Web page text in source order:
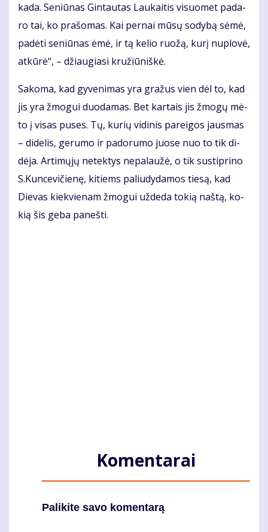
ka­da. Se­niū­nas Gin­tau­tas Lau­kai­tis vi­suo­met pa­da­
ro tai, ko pra­šo­mas. Kai per­nai mū­sų so­dy­bą sė­mė,
pa­dė­ti se­niū­nas ėmė, ir tą ke­lio ruo­žą, ku­rį nu­plo­vė,
at­kū­rė“, – džiau­gia­si kru­žiū­niš­kė.
Sa­ko­ma, kad gy­ve­ni­mas yra gra­žus vien dėl to, kad
jis yra žmo­gui duo­da­mas. Bet kar­tais jis žmo­gų mė­
to į vi­sas pu­ses. Tų, ku­rių vi­di­nis pa­rei­gos jaus­mas
– di­de­lis, ge­ru­mo ir pa­do­ru­mo juo­se nuo to tik di­
dė­ja. Ar­ti­mų­jų ne­tek­tys ne­pa­lau­žė, o tik su­stip­ri­no
S.Kun­ce­vi­čie­nę, ki­tiems pa­liu­dy­da­mos tie­są, kad
Die­vas kiek­vie­nam žmo­gui už­de­da to­kią naš­tą, ko­
kią šis ge­ba pa­neš­ti.
Komentarai
Palikite savo komentarą